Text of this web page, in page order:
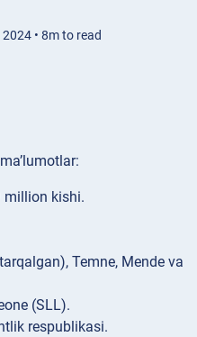
• 8m to read
million kishi.
Temne, Mende va
(SLL).
respublikasi.